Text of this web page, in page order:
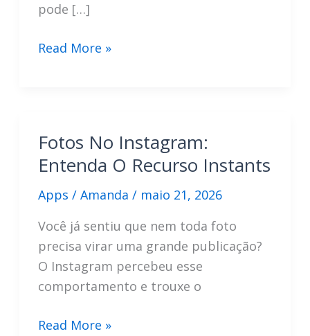
pode […]
Instants
Poucos
Passos
Read More »
Fotos No Instagram:
Entenda O Recurso Instants
Apps / Amanda / maio 21, 2026
Você já sentiu que nem toda foto
precisa virar uma grande publicação?
O Instagram percebeu esse
comportamento e trouxe o
Fotos
Read More »